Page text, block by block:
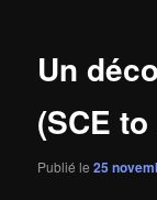
Un
(SCE
Publié le25